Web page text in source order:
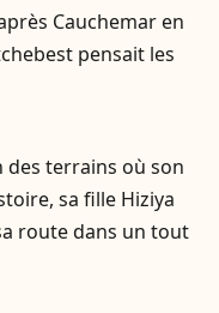
Cauchemar en
pensait les
des terrains où son
sa fille Hiziya
route dans un tout